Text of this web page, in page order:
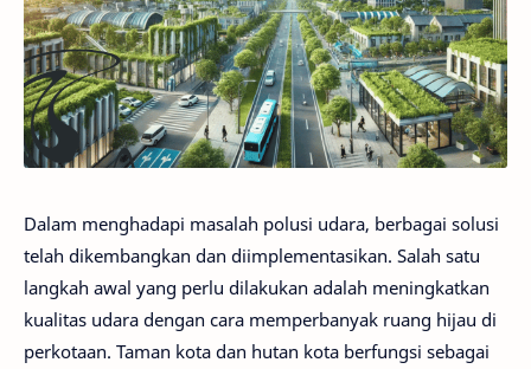
Dalam menghadapi masalah polusi udara, berbagai solusi
telah dikembangkan dan diimplementasikan. Salah satu
langkah awal yang perlu dilakukan adalah meningkatkan
kualitas udara dengan cara memperbanyak ruang hijau di
perkotaan. Taman kota dan hutan kota berfungsi sebagai